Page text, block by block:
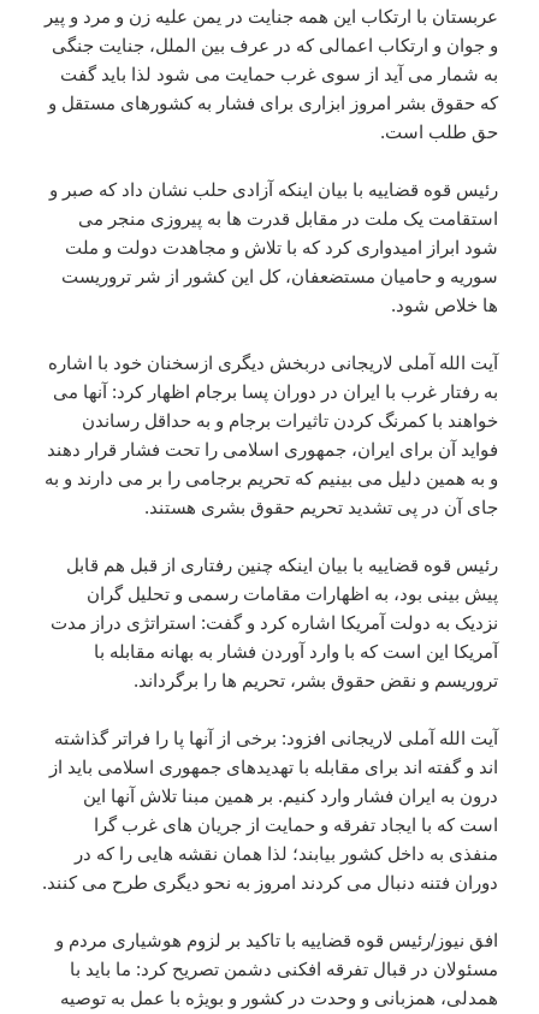
عربستان با ارتکاب این همه جنایت در یمن علیه زن و مرد و پیر
و جوان و ارتکاب اعمالی که در عرف بین الملل، جنایت جنگی
به شمار می آید از سوی غرب حمایت می شود لذا باید گفت
که حقوق بشر امروز ابزاری برای فشار به کشورهای مستقل و
حق طلب است.
رئیس قوه قضاییه با بیان اینکه آزادی حلب نشان داد که صبر و
استقامت یک ملت در مقابل قدرت ها به پیروزی منجر می
شود ابراز امیدواری کرد که با تلاش و مجاهدت دولت و ملت
سوریه و حامیان مستضعفان، کل این کشور از شر تروریست
ها خلاص شود.
آیت الله آملی لاریجانی دربخش دیگری ازسخنان خود با اشاره
به رفتار غرب با ایران در دوران پسا برجام اظهار کرد: آنها می
خواهند با کمرنگ کردن تاثیرات برجام و به حداقل رساندن
فواید آن برای ایران، جمهوری اسلامی را تحت فشار قرار دهند
و به همین دلیل می بینیم که تحریم برجامی را بر می دارند و به
جای آن در پی تشدید تحریم حقوق بشری هستند.
رئیس قوه قضاییه با بیان اینکه چنین رفتاری از قبل هم قابل
پیش بینی بود، به اظهارات مقامات رسمی و تحلیل گران
نزدیک به دولت آمریکا اشاره کرد و گفت: استراتژی دراز مدت
آمریکا این است که با وارد آوردن فشار به بهانه مقابله با
تروریسم و نقض حقوق بشر، تحریم ها را برگرداند.
آیت الله آملی لاریجانی افزود: برخی از آنها پا را فراتر گذاشته
اند و گفته اند برای مقابله با تهدیدهای جمهوری اسلامی باید از
درون به ایران فشار وارد کنیم. بر همین مبنا تلاش آنها این
است که با ایجاد تفرقه و حمایت از جریان های غرب گرا
منفذی به داخل کشور بیابند؛ لذا همان نقشه هایی را که در
دوران فتنه دنبال می کردند امروز به نحو دیگری طرح می کنند.
افق نیوز/رئیس قوه قضاییه با تاکید بر لزوم هوشیاری مردم و
مسئولان در قبال تفرقه افکنی دشمن تصریح کرد: ما باید با
همدلی، همزبانی و وحدت در کشور و بویژه با عمل به توصیه